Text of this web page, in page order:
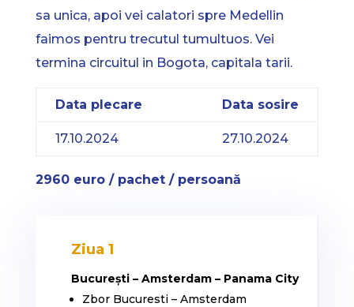
sa unica, apoi vei calatori spre Medellin
faimos pentru trecutul tumultuos. Vei
termina circuitul in Bogota, capitala tarii.
Data plecare Data sosire
17.10.2024 27.10.2024
2960 euro / pachet / persoană
Ziua 1
București – Amsterdam – Panama City
Zbor Bucuresti – Amsterdam